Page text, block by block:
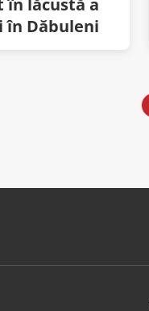
în lăcustă a
în Dăbuleni